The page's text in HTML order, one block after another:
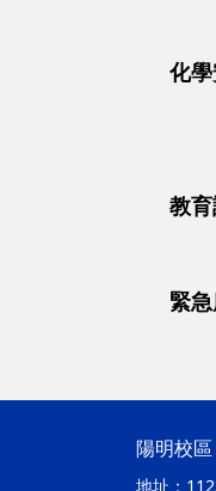
化
教
緊
陽明校區
地址：